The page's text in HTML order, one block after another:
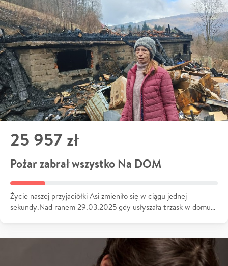
25 957 zł
Pożar zabrał wszystko Na DOM
Życie naszej przyjaciółki Asi zmieniło się w ciągu jednej
sekundy.Nad ranem 29.03.2025 gdy usłyszała trzask w domu…